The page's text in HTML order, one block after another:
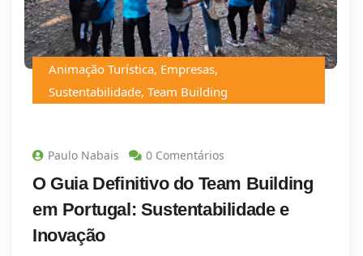
Animação Turística, Empresas,
Sustentabilidade, Team Building
Paulo Nabais 0 Comentários
O Guia Definitivo do Team Building
em Portugal: Sustentabilidade e
Inovação